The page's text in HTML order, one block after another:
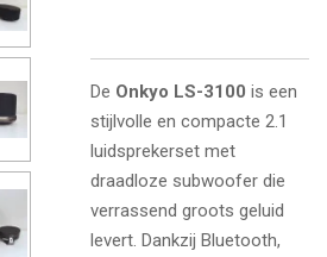
De Onkyo LS-3100 is een
stijlvolle en compacte 2.1
luidsprekerset met
draadloze subwoofer die
verrassend groots geluid
levert. Dankzij Bluetooth,